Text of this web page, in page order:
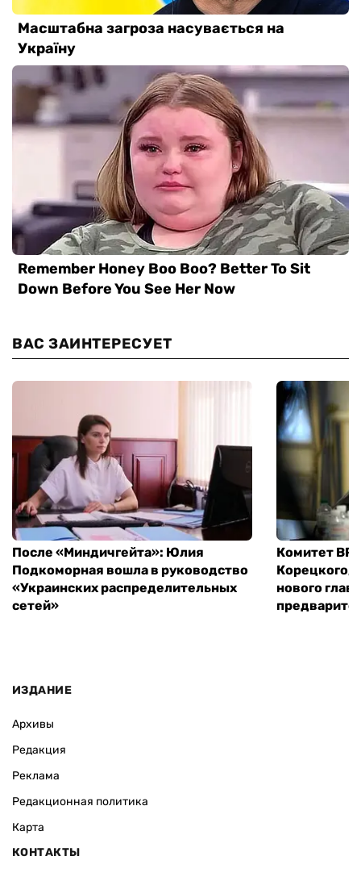
ВАС ЗАИНТЕРЕСУЕТ
После «Миндичгейта»: Юлия
Подкоморная вошла в руководство
«Украинских распределительных
сетей»
Комитет ВР
Корецкого,
нового
ИЗДАНИЕ
Архивы
Редакция
Реклама
Редакционная политика
Карта
КОНТАКТЫ